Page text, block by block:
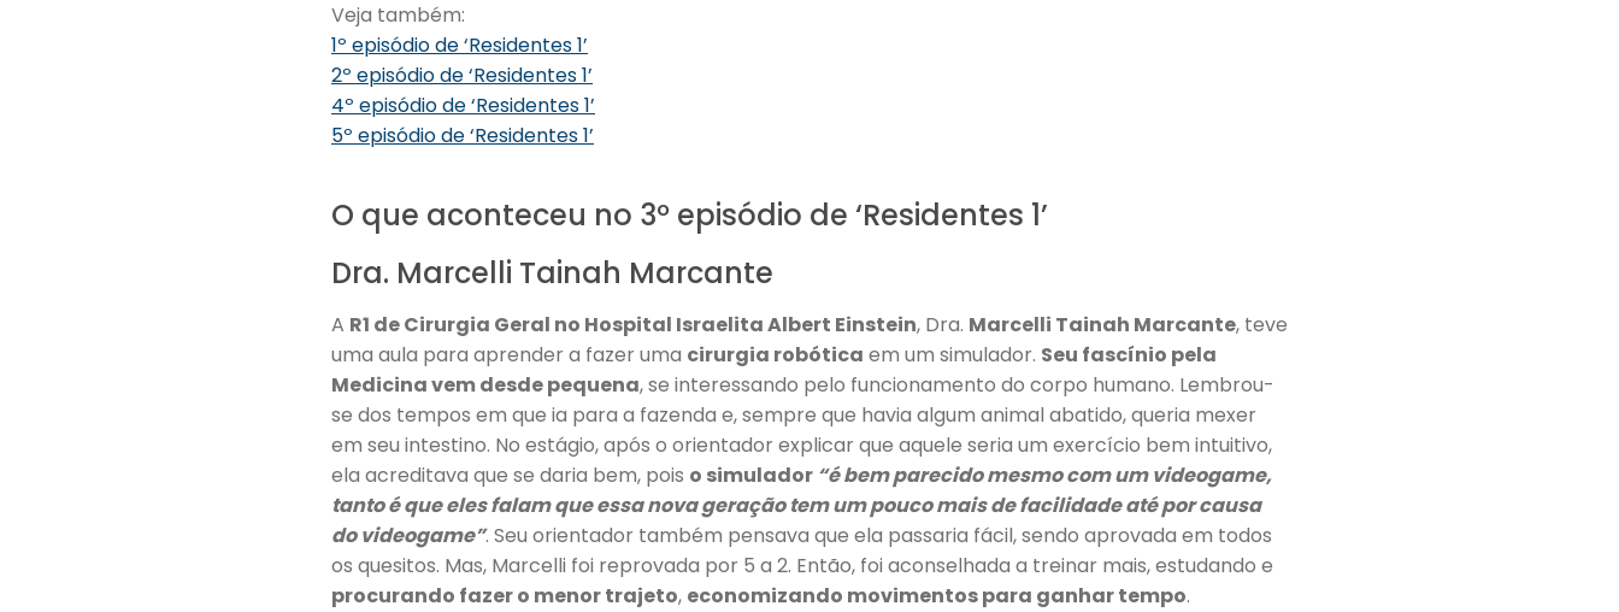
Veja também:
1º episódio de ‘Residentes 1’
2º episódio de ‘Residentes 1’
4º episódio de ‘Residentes 1’
5º episódio de ‘Residentes 1’
O que aconteceu no 3º episódio de ‘Residentes 1’
Dra. Marcelli Tainah Marcante
A R1 de Cirurgia Geral no Hospital Israelita Albert Einstein, Dra. Marcelli Tainah Marcante, teve
uma aula para aprender a fazer uma cirurgia robótica em um simulador. Seu fascínio pela
Medicina vem desde pequena, se interessando pelo funcionamento do corpo humano. Lembrou-
se dos tempos em que ia para a fazenda e, sempre que havia algum animal abatido, queria mexer
em seu intestino. No estágio, após o orientador explicar que aquele seria um exercício bem intuitivo,
ela acreditava que se daria bem, pois o simulador “é bem parecido mesmo com um videogame,
tanto é que eles falam que essa nova geração tem um pouco mais de facilidade até por causa
do videogame”. Seu orientador também pensava que ela passaria fácil, sendo aprovada em todos
os quesitos. Mas, Marcelli foi reprovada por 5 a 2. Então, foi aconselhada a treinar mais, estudando e
procurando fazer o menor trajeto, economizando movimentos para ganhar tempo.